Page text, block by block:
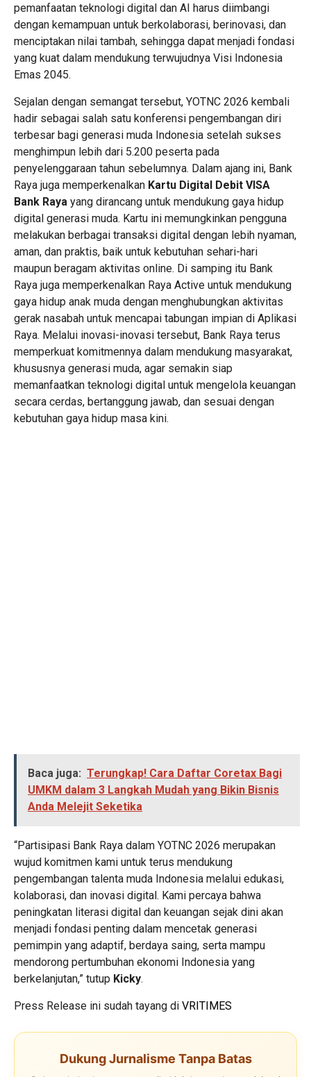
pemanfaatan teknologi digital dan AI harus diimbangi
dengan kemampuan untuk berkolaborasi, berinovasi, dan
menciptakan nilai tambah, sehingga dapat menjadi fondasi
yang kuat dalam mendukung terwujudnya Visi Indonesia
Emas 2045.
Sejalan dengan semangat tersebut, YOTNC 2026 kembali
hadir sebagai salah satu konferensi pengembangan diri
terbesar bagi generasi muda Indonesia setelah sukses
menghimpun lebih dari 5.200 peserta pada
penyelenggaraan tahun sebelumnya. Dalam ajang ini, Bank
Raya juga memperkenalkan Kartu Digital Debit VISA
Bank Raya yang dirancang untuk mendukung gaya hidup
digital generasi muda. Kartu ini memungkinkan pengguna
melakukan berbagai transaksi digital dengan lebih nyaman,
aman, dan praktis, baik untuk kebutuhan sehari-hari
maupun beragam aktivitas online. Di samping itu Bank
Raya juga memperkenalkan Raya Active untuk mendukung
gaya hidup anak muda dengan menghubungkan aktivitas
gerak nasabah untuk mencapai tabungan impian di Aplikasi
Raya. Melalui inovasi-inovasi tersebut, Bank Raya terus
memperkuat komitmennya dalam mendukung masyarakat,
khususnya generasi muda, agar semakin siap
memanfaatkan teknologi digital untuk mengelola keuangan
secara cerdas, bertanggung jawab, dan sesuai dengan
kebutuhan gaya hidup masa kini.
Baca juga: Terungkap! Cara Daftar Coretax Bagi
UMKM dalam 3 Langkah Mudah yang Bikin Bisnis
Anda Melejit Seketika
“Partisipasi Bank Raya dalam YOTNC 2026 merupakan
wujud komitmen kami untuk terus mendukung
pengembangan talenta muda Indonesia melalui edukasi,
kolaborasi, dan inovasi digital. Kami percaya bahwa
peningkatan literasi digital dan keuangan sejak dini akan
menjadi fondasi penting dalam mencetak generasi
pemimpin yang adaptif, berdaya saing, serta mampu
mendorong pertumbuhan ekonomi Indonesia yang
berkelanjutan,” tutup Kicky.
Press Release ini sudah tayang di VRITIMES
Dukung Jurnalisme Tanpa Batas